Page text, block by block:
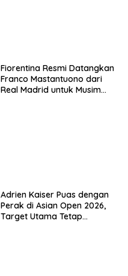
Fiorentina Resmi Datangkan
Franco Mastantuono dari
Real Madrid untuk Musim
Adrien Kaiser Puas dengan
Perak di Asian Open 2026,
Target Utama Tetap